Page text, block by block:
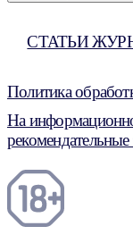
СТАТЬИ
Политика
На